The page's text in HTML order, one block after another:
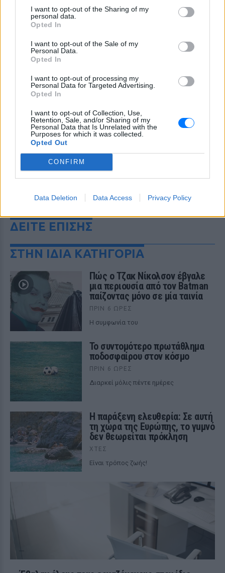
I want to opt-out of the Sharing of my
personal data.
Opted In
I want to opt-out of the Sale of my
Personal Data.
Opted In
I want to opt-out of processing my
Personal Data for Targeted Advertising.
Opted In
I want to opt-out of Collection, Use,
Retention, Sale, and/or Sharing of my
Personal Data that Is Unrelated with the
Purposes for which it was collected.
Opted Out
CONFIRM
Data Deletion Data Access Privacy Policy
ΔΕΙΤΕ ΕΠΙΣΗΣ
ΣΤΗΝ ΙΔΙΑ ΚΑΤΗΓΟΡΙΑ
Πώς ο Τζακ Νίκολσον έβγαλε
μια περιουσία από τον Batman
παίζοντας μόνο σε μία ταινία
ΠΡΙΝ 6 ΏΡΕΣ
Η συμφωνία του
Το συντομότερο πρωτάθλημα
ποδοσφαίρου στον κόσμο
ΠΡΙΝ 6 ΏΡΕΣ
Διαρκεί μόλις πέντε ημέρες
Η παράξενη ελευθερία: Σε αυτή
τη χώρα της Ευρώπης, το γuμνό
δεν θεωρείται πρόκληση
ΧΤΕΣ
Είναι τρόπος ζωής!